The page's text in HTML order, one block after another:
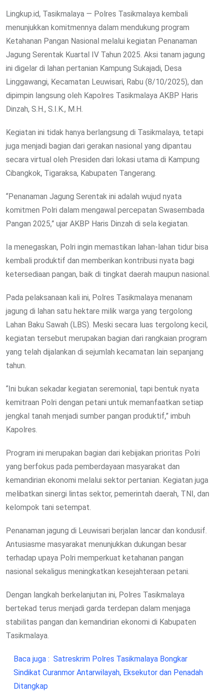
Lingkup.id, Tasikmalaya — Polres Tasikmalaya kembali
menunjukkan komitmennya dalam mendukung program
Ketahanan Pangan Nasional melalui kegiatan Penanaman
Jagung Serentak Kuartal IV Tahun 2025. Aksi tanam jagung
ini digelar di lahan pertanian Kampung Sukajadi, Desa
Linggawangi, Kecamatan Leuwisari, Rabu (8/10/2025), dan
dipimpin langsung oleh Kapolres Tasikmalaya AKBP Haris
Dinzah, S.H., S.I.K., M.H.
Kegiatan ini tidak hanya berlangsung di Tasikmalaya, tetapi
juga menjadi bagian dari gerakan nasional yang dipantau
secara virtual oleh Presiden dari lokasi utama di Kampung
Cibangkok, Tigaraksa, Kabupaten Tangerang.
“Penanaman Jagung Serentak ini adalah wujud nyata
komitmen Polri dalam mengawal percepatan Swasembada
Pangan 2025,” ujar AKBP Haris Dinzah di sela kegiatan.
Ia menegaskan, Polri ingin memastikan lahan-lahan tidur bisa
kembali produktif dan memberikan kontribusi nyata bagi
ketersediaan pangan, baik di tingkat daerah maupun nasional.
Pada pelaksanaan kali ini, Polres Tasikmalaya menanam
jagung di lahan satu hektare milik warga yang tergolong
Lahan Baku Sawah (LBS). Meski secara luas tergolong kecil,
kegiatan tersebut merupakan bagian dari rangkaian program
yang telah dijalankan di sejumlah kecamatan lain sepanjang
tahun.
“Ini bukan sekadar kegiatan seremonial, tapi bentuk nyata
kemitraan Polri dengan petani untuk memanfaatkan setiap
jengkal tanah menjadi sumber pangan produktif,” imbuh
Kapolres.
Program ini merupakan bagian dari kebijakan prioritas Polri
yang berfokus pada pemberdayaan masyarakat dan
kemandirian ekonomi melalui sektor pertanian. Kegiatan juga
melibatkan sinergi lintas sektor, pemerintah daerah, TNI, dan
kelompok tani setempat.
Penanaman jagung di Leuwisari berjalan lancar dan kondusif.
Antusiasme masyarakat menunjukkan dukungan besar
terhadap upaya Polri memperkuat ketahanan pangan
nasional sekaligus meningkatkan kesejahteraan petani.
Dengan langkah berkelanjutan ini, Polres Tasikmalaya
bertekad terus menjadi garda terdepan dalam menjaga
stabilitas pangan dan kemandirian ekonomi di Kabupaten
Tasikmalaya.
Baca juga : Satreskrim Polres Tasikmalaya Bongkar
Sindikat Curanmor Antarwilayah, Eksekutor dan Penadah
Ditangkap